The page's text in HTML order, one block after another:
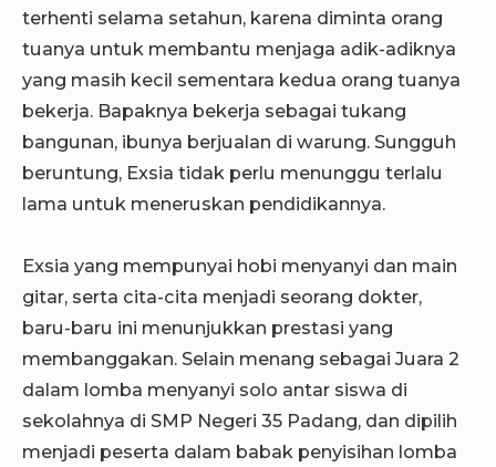
terhenti selama setahun, karena diminta orang
tuanya untuk membantu menjaga adik-adiknya
yang masih kecil sementara kedua orang tuanya
bekerja. Bapaknya bekerja sebagai tukang
bangunan, ibunya berjualan di warung. Sungguh
beruntung, Exsia tidak perlu menunggu terlalu
lama untuk meneruskan pendidikannya.
Exsia yang mempunyai hobi menyanyi dan main
gitar, serta cita-cita menjadi seorang dokter,
baru-baru ini menunjukkan prestasi yang
membanggakan. Selain menang sebagai Juara 2
dalam lomba menyanyi solo antar siswa di
sekolahnya di SMP Negeri 35 Padang, dan dipilih
menjadi peserta dalam babak penyisihan lomba